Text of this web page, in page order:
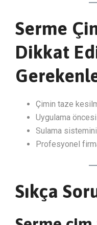
Serme
Dikkat
Çimin taze
Uygulama öncesi
Sulama
Profesyonel
Sıkça